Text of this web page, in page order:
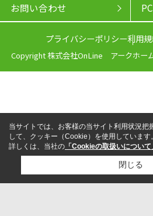
お問い合わせ
プライバシーポリシー利用
Copyright 株式会社OnLine アークホー
当サイトでは、お客様の当サイト利用状況把
して、クッキー（Cookie）を使用しています。
詳しくは、当社の 「Cookieの取扱いについて
閉じる